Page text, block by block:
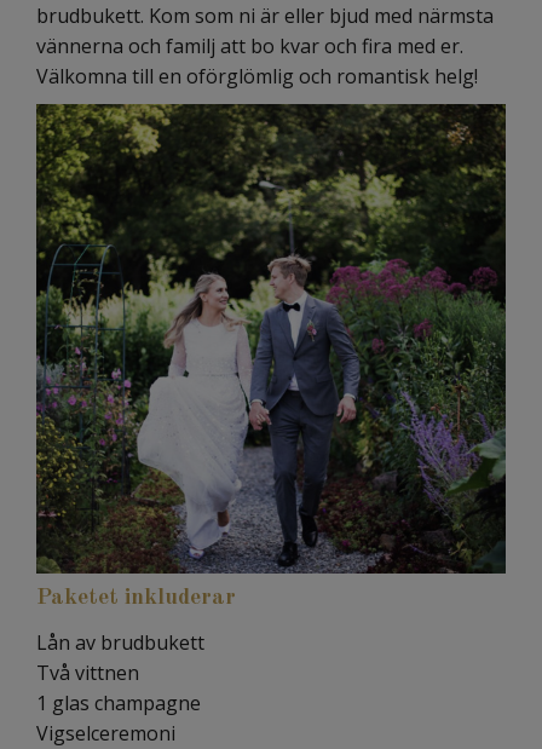
brudbukett. Kom som ni är eller bjud med närmsta
vännerna och familj att bo kvar och fira med er.
Välkomna till en oförglömlig och romantisk helg!
Paketet inkluderar
Lån av brudbukett
Två vittnen
1 glas champagne
Vigselceremoni